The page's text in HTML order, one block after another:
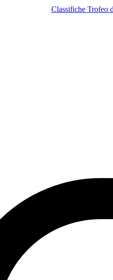
Classifiche Trofeo dei